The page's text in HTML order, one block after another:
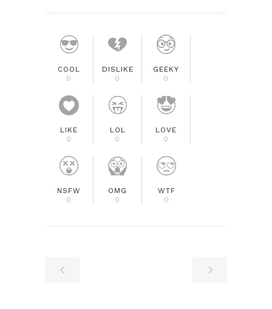
COOL
0
DISLIKE
0
GEEKY
0
LIKE
0
LOL
0
LOVE
0
NSFW
0
OMG
0
WTF
0